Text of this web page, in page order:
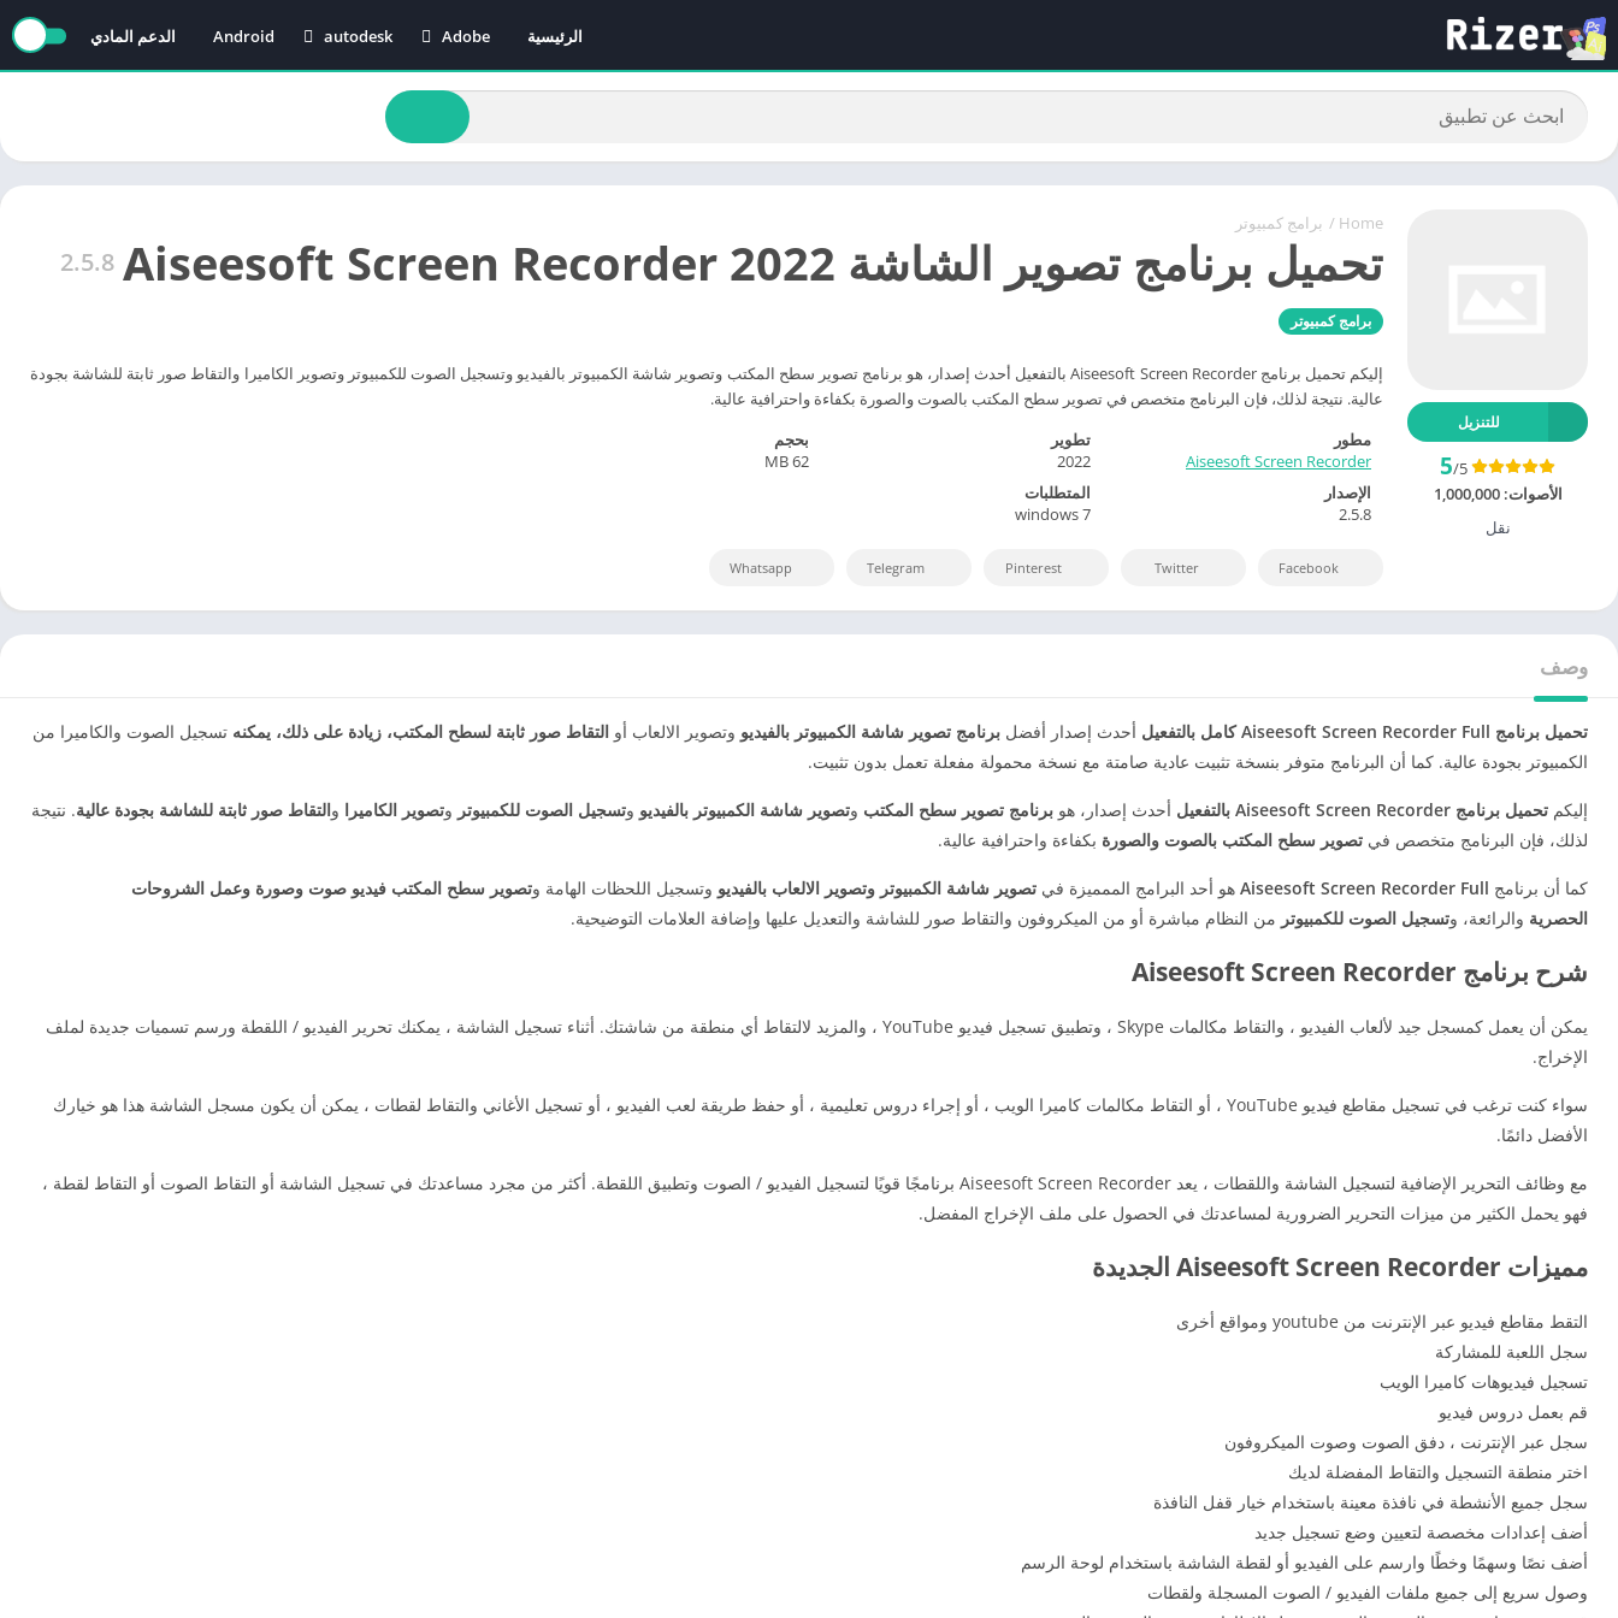
الرئيسية
Adobe
Adobe After Effects
Adobe Audition
Adobe Illustrator
Adobe Media Encoder
autodesk
AutoCAD
Revit
Android الدعم المادي
Home
/ برامج كمبيوتر
تحميل برنامج تصوير الشاشة Aiseesoft Screen Recorder 2022 2.5.8
برامج كمبيوتر
إليكم تحميل برنامج Aiseesoft Screen Recorder بالتفعيل أحدث إصدار، هو برنامج تصوير سطح المكتب وتصوير شاشة الكمبيوتر بالفيديو وتسجيل الصوت للكمبيوتر وتصوير الكاميرا والتقاط صور ثابتة للشاشة بجودة
عالية. نتيجة لذلك، فإن البرنامج متخصص في تصوير سطح المكتب بالصوت والصورة بكفاءة واحترافية عالية.
للتنزيل
5/5
الأصوات:1,000,000
نقل
مطور
Aiseesoft Screen Recorder
تطوير
2022
بحجم
62 MB
الإصدار
2.5.8
المتطلبات
windows 7
Facebook
Twitter
Pinterest
Telegram
Whatsapp
وصف
تحميل برنامج Aiseesoft Screen Recorder Full كامل بالتفعيل أحدث إصدار أفضل برنامج تصوير شاشة الكمبيوتر بالفيديو وتصوير الالعاب أو التقاط صور ثابتة لسطح المكتب، زيادة على ذلك، يمكنه تسجيل الصوت والكاميرا من
الكمبيوتر بجودة عالية. كما أن البرنامج متوفر بنسخة تثبيت عادية صامتة مع نسخة محمولة مفعلة تعمل بدون تثبيت.
إليكم تحميل برنامج Aiseesoft Screen Recorder بالتفعيل أحدث إصدار، هو برنامج تصوير سطح المكتب وتصوير شاشة الكمبيوتر بالفيديو وتسجيل الصوت للكمبيوتر وتصوير الكاميرا والتقاط صور ثابتة للشاشة بجودة عالية. نتيجة
لذلك، فإن البرنامج متخصص في تصوير سطح المكتب بالصوت والصورة بكفاءة واحترافية عالية.
كما أن برنامج Aiseesoft Screen Recorder Full هو أحد البرامج الممميزة في تصوير شاشة الكمبيوتر وتصوير الالعاب بالفيديو وتسجيل اللحظات الهامة وتصوير سطح المكتب فيديو صوت وصورة وعمل الشروحات
الحصرية والرائعة، وتسجيل الصوت للكمبيوتر من النظام مباشرة أو من الميكروفون والتقاط صور للشاشة والتعديل عليها وإضافة العلامات التوضيحية.
شرح برنامج Aiseesoft Screen Recorder
يمكن أن يعمل كمسجل جيد لألعاب الفيديو ، والتقاط مكالمات Skype ، وتطبيق تسجيل فيديو YouTube ، والمزيد لالتقاط أي منطقة من شاشتك. أثناء تسجيل الشاشة ، يمكنك تحرير الفيديو / اللقطة ورسم تسميات جديدة لملف
الإخراج.
سواء كنت ترغب في تسجيل مقاطع فيديو YouTube ، أو التقاط مكالمات كاميرا الويب ، أو إجراء دروس تعليمية ، أو حفظ طريقة لعب الفيديو ، أو تسجيل الأغاني والتقاط لقطات ، يمكن أن يكون مسجل الشاشة هذا هو خيارك
الأفضل دائمًا.
مع وظائف التحرير الإضافية لتسجيل الشاشة واللقطات ، يعد Aiseesoft Screen Recorder برنامجًا قويًا لتسجيل الفيديو / الصوت وتطبيق اللقطة. أكثر من مجرد مساعدتك في تسجيل الشاشة أو التقاط الصوت أو التقاط لقطة ،
فهو يحمل الكثير من ميزات التحرير الضرورية لمساعدتك في الحصول على ملف الإخراج المفضل.
مميزات Aiseesoft Screen Recorder الجديدة
التقط مقاطع فيديو عبر الإنترنت من youtube ومواقع أخرى
سجل اللعبة للمشاركة
تسجيل فيديوهات كاميرا الويب
قم بعمل دروس فيديو
سجل عبر الإنترنت ، دفق الصوت وصوت الميكروفون
اختر منطقة التسجيل والتقاط المفضلة لديك
سجل جميع الأنشطة في نافذة معينة باستخدام خيار قفل النافذة
أضف إعدادات مخصصة لتعيين وضع تسجيل جديد
أضف نصًا وسهمًا وخطًا وارسم على الفيديو أو لقطة الشاشة باستخدام لوحة الرسم
وصول سريع إلى جميع ملفات الفيديو / الصوت المسجلة ولقطات